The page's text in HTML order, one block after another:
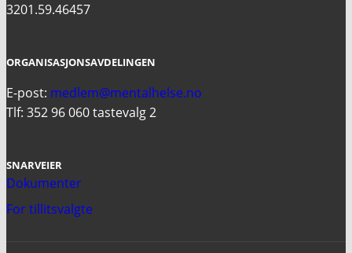
3201.59.46457
ORGANISASJONSAVDELINGEN
E-post: medlem@mentalhelse.no
Tlf: 352 96 060 tastevalg 2
SNARVEIER
Dokumenter
For tillitsvalgte